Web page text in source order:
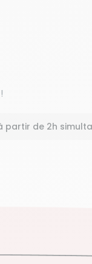
partir de 2h